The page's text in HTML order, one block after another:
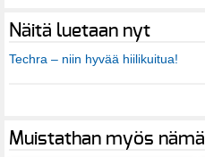
Näitä luetaan nyt
Techra – niin hyvää hiilikuitua!
Muistathan myös nämä